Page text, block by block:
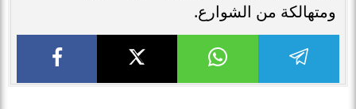
ومتهالكة من الشوارع.